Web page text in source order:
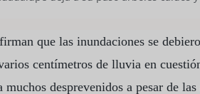
que las inundaciones se
centímetros de lluvia en
desprevenidos a pesar de